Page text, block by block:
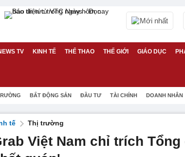
Mới nhất
TV KINH TẾ THỂ THAO THẾ GIỚI GIÁO DỤC
BẤT ĐỘNG SẢN ĐẦU TƯ TÀI CHÍNH DOANH NHÂN
tế Thị trường
Việt Nam chỉ trích